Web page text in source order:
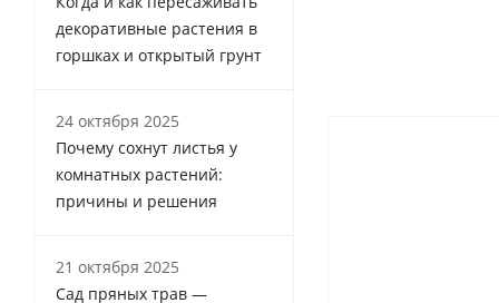
декоративные растения в
горшках и открытый грунт
24 октября 2025
Почему сохнут листья у
комнатных растений:
причины и решения
21 октября 2025
Сад пряных трав —